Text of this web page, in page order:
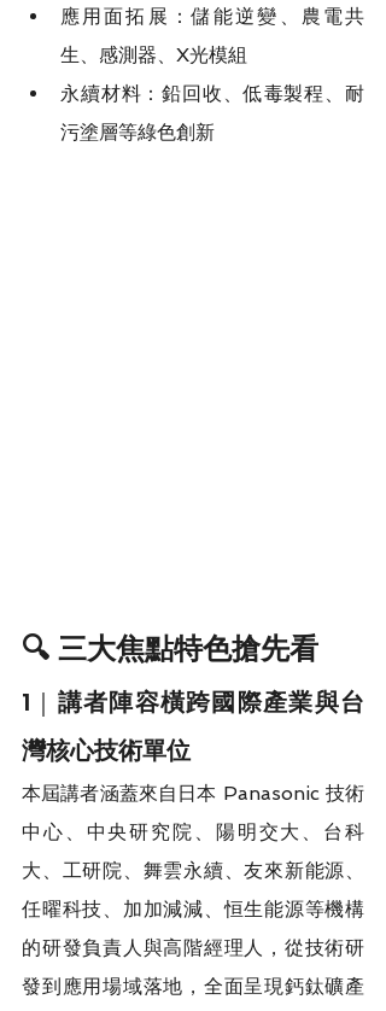
應用面拓展：儲能逆變、農電共
生、感測器、X光模組
永續材料：鉛回收、低毒製程、耐
污塗層等綠色創新
🔍 三大焦點特色搶先看
1｜ 講者陣容橫跨國際產業與台
灣核心技術單位
本屆講者涵蓋來自日本 Panasonic 技術
中心、中央研究院、陽明交大、台科
大、工研院、舞雲永續、友來新能源、
任曜科技、加加減減、恒生能源等機構
的研發負責人與高階經理人，從技術研
發到應用場域落地，全面呈現鈣鈦礦產